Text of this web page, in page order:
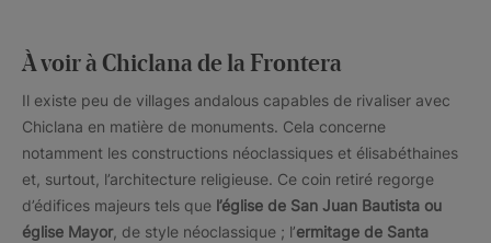
À voir à Chiclana de la Frontera
Il existe peu de villages andalous capables de rivaliser avec
Chiclana en matière de monuments. Cela concerne
notamment les constructions néoclassiques et élisabéthaines
et, surtout, l’architecture religieuse. Ce coin retiré regorge
d’édifices majeurs tels que l’église de San Juan Bautista ou
église Mayor, de style néoclassique ; l’ermitage de Santa